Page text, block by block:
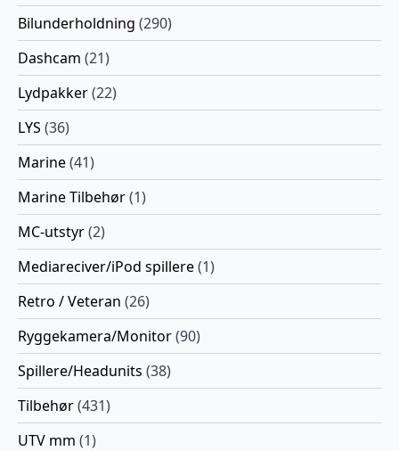
Bilunderholdning (290)
Dashcam (21)
Lydpakker(22)
LYS (36)
Marine(41)
Marine Tilbehør(1)
MC-utstyr(2)
Mediareciver/iPod spillere(1)
Retro / Veteran (26)
Ryggekamera/Monitor(90)
Spillere/Headunits (38)
Tilbehør(431)
UTV mm (1)